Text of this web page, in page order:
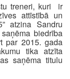
treneri, kuri ir
attīstībā un
atzina Sandru
biedrība
par 2015. gada
tika atzīta
saņēma titulu